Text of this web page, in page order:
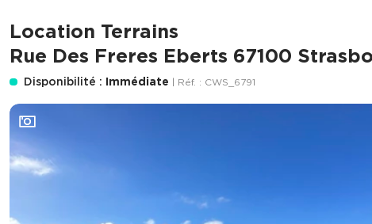
Location Terrains
Rue Des Freres Eberts 67100
Disponibilité : Immédiate | Réf. : CWS_6791